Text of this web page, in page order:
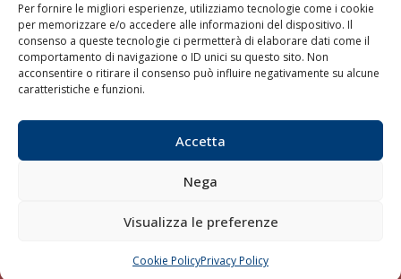
Per fornire le migliori esperienze, utilizziamo tecnologie come i cookie
per memorizzare e/o accedere alle informazioni del dispositivo. Il
consenso a queste tecnologie ci permetterà di elaborare dati come il
comportamento di navigazione o ID unici su questo sito. Non
acconsentire o ritirare il consenso può influire negativamente su alcune
caratteristiche e funzioni.
Accetta
Nega
Visualizza le preferenze
Cookie PolicyPrivacy Policy
LINK
Shipping
Varie
Compagnie di Navigazione
Blue economy
CHIAMA SCRIVI